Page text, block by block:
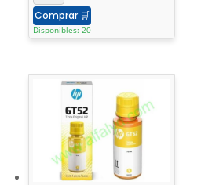
Comprar 🛒
Disponibles: 20